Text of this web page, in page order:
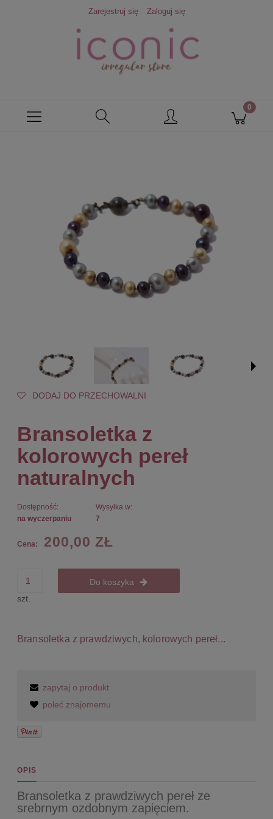
Zarejestruj się Zaloguj się
DODAJ DO PRZECHOWALNI
Bransoletka z
kolorowych pereł
naturalnych
Dostępność:
na wyczerpaniu
Wysyłka w:
7
Cena: 200,00 ZŁ
szt.
Do koszyka
Bransoletka z prawdziwych, kolorowych pereł...
zapytaj o produkt
poleć znajomemu
OPIS
Bransoletka z prawdziwych pereł ze
srebrnym ozdobnym zapięciem.